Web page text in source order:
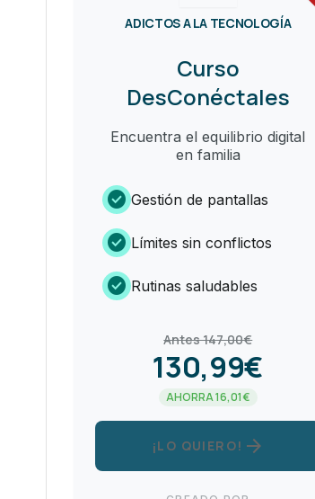
ADICTOS A LA TECNOLOGÍA
Curso
DesConéctales
Encuentra el equilibrio digital
en familia
check_circle Gestión de pantallas
check_circle Límites sin conflictos
check_circle Rutinas saludables
Antes 147,00€
130,99€
AHORRA 16,01€
¡LO QUIERO! arrow_forward